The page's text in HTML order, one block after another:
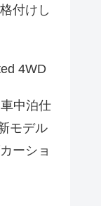
付けし
4WD
中泊仕
モデル
ーショ